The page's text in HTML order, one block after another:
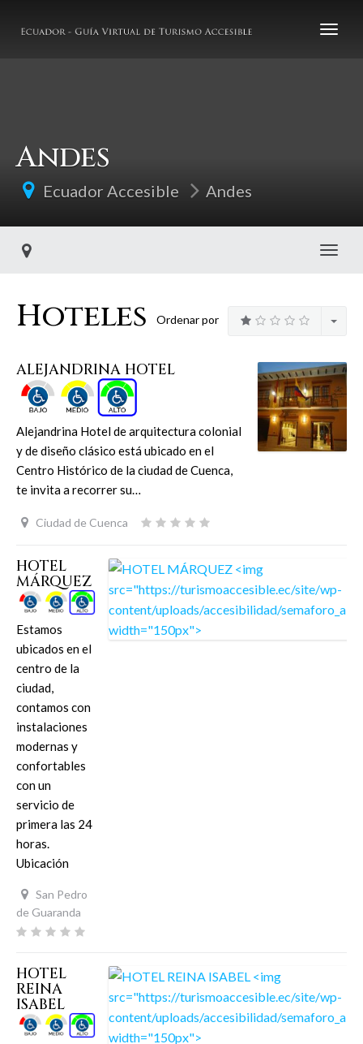
Andes
Ecuador Accesible Andes
Hoteles Ordenar por
ALEJANDRINA HOTEL
Alejandrina Hotel de arquitectura colonial
y de diseño clásico está ubicado en el
Centro Histórico de la ciudad de Cuenca,
te invita a recorrer su…
Ciudad de Cuenca
HOTEL
MÁRQUEZ
Estamos
ubicados en el
centro de la
ciudad,
contamos con
instalaciones
modernas y
confortables
con un
servicio de
primera las 24
horas.
Ubicación
San Pedro
de Guaranda
HOTEL
REINA
ISABEL